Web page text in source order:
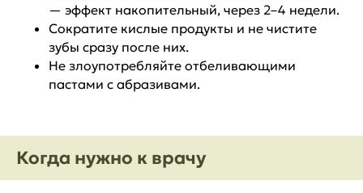
— эффект накопительный, через 2–4 недели.
Сократите кислые продукты и не чистите
зубы сразу после них.
Не злоупотребляйте отбеливающими
пастами с абразивами.
Когда нужно к врачу